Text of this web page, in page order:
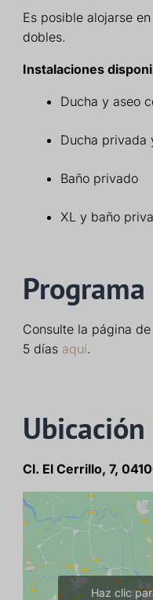
Es posible alojarse
dobles.
Instalaciones
Ducha y aseo
Ducha privada
Baño privado
XL y baño
Programa
Consulte la página
5 días aquí.
Ubicación
Cl. El Cerrillo, 7,
Haz clic